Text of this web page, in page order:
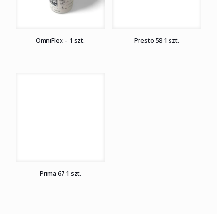
OmniFlex – 1 szt. Presto 58 1 szt.
Prima 67 1 szt.